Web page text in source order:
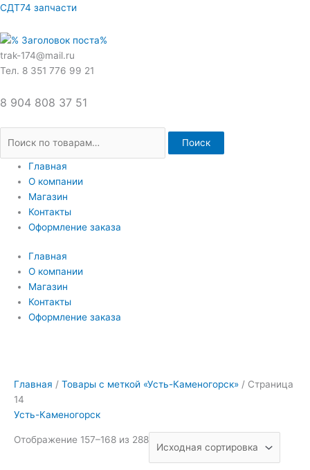
Перейти
содержимому
СДТ74 запчасти
trak-174@mail.ru
Тел. 8 351 776 99 21
8 904 808 37 51
Искать:
Поиск
Главная
О компании
Магазин
Контакты
Оформление заказа
Главная
О компании
Магазин
Контакты
Оформление заказа
Главная / Товары с меткой «Усть-Каменогорск» / Страница
14
Усть-Каменогорск
Отображение 157–168 из 288